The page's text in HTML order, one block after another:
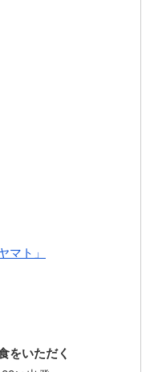
マト」
をいただく